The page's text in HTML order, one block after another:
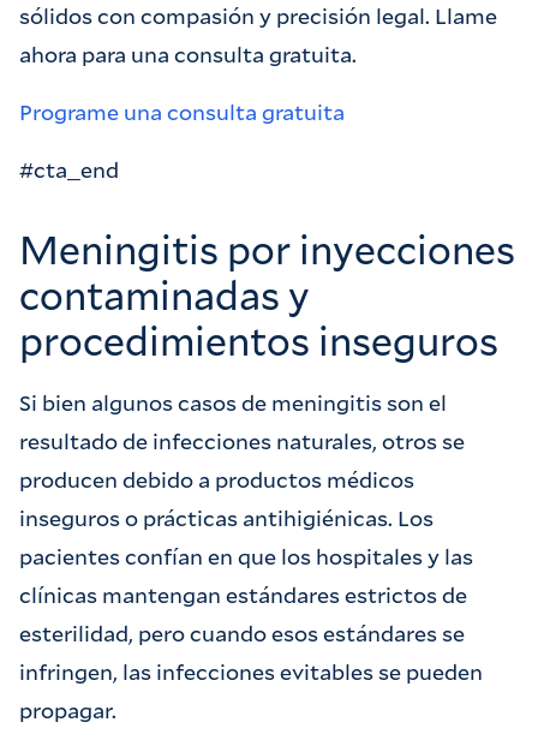
sólidos con compasión y precisión legal. Llame
ahora para una consulta gratuita.
Programe una consulta gratuita
#cta_end
Meningitis por inyecciones
contaminadas y
procedimientos inseguros
Si bien algunos casos de meningitis son el
resultado de infecciones naturales, otros se
producen debido a productos médicos
inseguros o prácticas antihigiénicas. Los
pacientes confían en que los hospitales y las
clínicas mantengan estándares estrictos de
esterilidad, pero cuando esos estándares se
infringen, las infecciones evitables se pueden
propagar.